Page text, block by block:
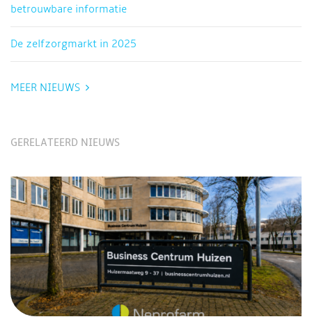
betrouwbare informatie
De zelfzorgmarkt in 2025
MEER NIEUWS
GERELATEERD NIEUWS